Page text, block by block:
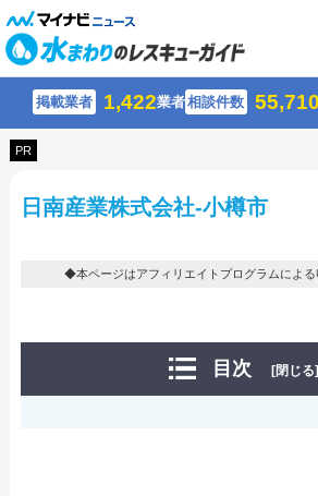
掲載業者 1,422業者相談件数 55,710
PR
日南産業株式会社-小樽市
◆本ページはアフィリエイトプログラムによる
目次 [閉じる]